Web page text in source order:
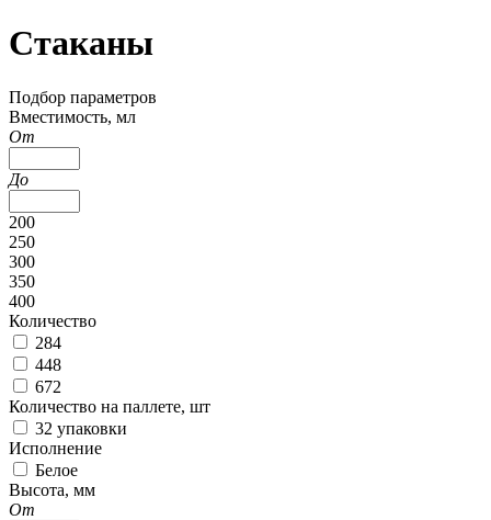
Стаканы
Подбор параметров
Вместимость, мл
От
До
200
250
300
350
400
Количество
284
448
672
Количество на паллете, шт
32 упаковки
Исполнение
Белое
Высота, мм
От